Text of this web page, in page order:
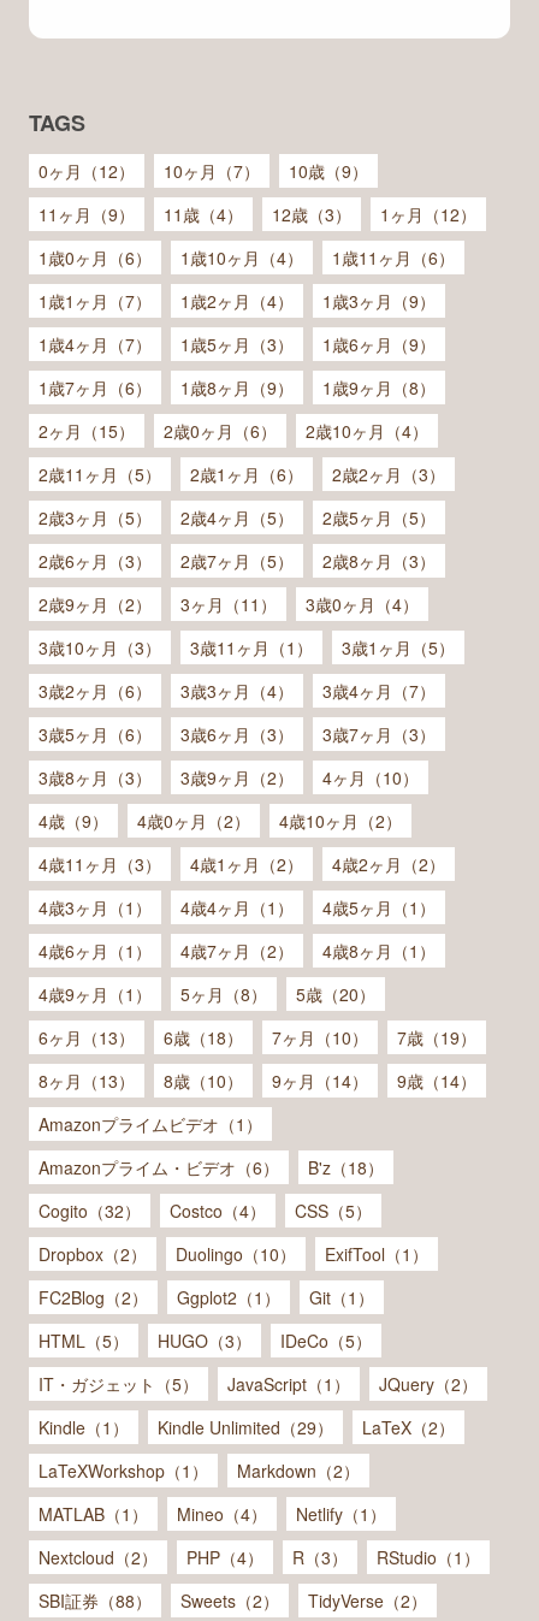
TAGS
0ヶ月（12） 10ヶ月（7）
10歳（9）
11ヶ月（9）
11歳（4） 12歳（3）
1ヶ月（12）
1歳0ヶ月（6）
1歳10ヶ月（4）
1歳11ヶ月（6）
1歳1ヶ月（7）
1歳2ヶ月（4）
1歳3ヶ月（9）
1歳4ヶ月（7）
1歳5ヶ月（3）
1歳6ヶ月（9）
1歳7ヶ月（6）
1歳8ヶ月（9）
1歳9ヶ月（8）
2ヶ月（15）
2歳0ヶ月（6）
2歳10ヶ月（4）
2歳11ヶ月（5）
2歳1ヶ月（6）
2歳2ヶ月（3）
2歳3ヶ月（5）
2歳4ヶ月（5）
2歳5ヶ月（5）
2歳6ヶ月（3）
2歳7ヶ月（5）
2歳8ヶ月（3）
2歳9ヶ月（2）
3ヶ月（11）
3歳0ヶ月（4）
3歳10ヶ月（3）
3歳11ヶ月（1）
3歳1ヶ月（5）
3歳2ヶ月（6）
3歳3ヶ月（4）
3歳4ヶ月（7）
3歳5ヶ月（6）
3歳6ヶ月（3）
3歳7ヶ月（3）
3歳8ヶ月（3）
3歳9ヶ月（2）
4ヶ月（10）
4歳（9）
4歳0ヶ月（2）
4歳10ヶ月（2）
4歳11ヶ月（3）
4歳1ヶ月（2）
4歳2ヶ月（2）
4歳3ヶ月（1）
4歳4ヶ月（1）
4歳5ヶ月（1）
4歳6ヶ月（1）
4歳7ヶ月（2）
4歳8ヶ月（1）
4歳9ヶ月（1）
5ヶ月（8）
5歳（20）
6ヶ月（13）
6歳（18） 7ヶ月（10）
7歳（19）
8ヶ月（13）
8歳（10） 9ヶ月（14）
9歳（14）
Amazonプライムビデオ（1）
Amazonプライム・ビデオ（6）
B'z（18）
Cogito（32）
Costco（4）
CSS（5）
Dropbox（2）
Duolingo（10）
ExifTool（1）
FC2Blog（2）
Ggplot2（1）
Git（1）
HTML（5）
HUGO（3）
IDeCo（5）
IT・ガジェット（5）
JavaScript（1）
JQuery（2）
Kindle（1）
Kindle Unlimited（29）
LaTeX（2）
LaTeXWorkshop（1）
Markdown（2）
MATLAB（1）
Mineo（4）
Netlify（1）
Nextcloud（2）
PHP（4） R（3）
RStudio（1）
SBI証券（88）
Sweets（2）
TidyVerse（2）